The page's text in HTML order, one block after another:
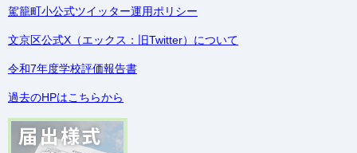
駕籠町小公式ツイッター運用ポリシー
文京区公式X（エックス：旧Twitter）について
令和7年度学校評価報告書
過去のHPはこちらから